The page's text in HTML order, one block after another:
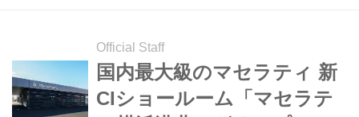
Official Staff
国内最大級のマセラティ 新
CIショールーム「マセラテ